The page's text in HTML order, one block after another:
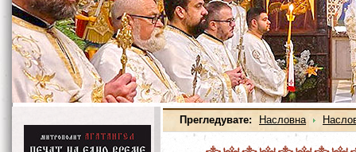
Прегледувате: Насловна